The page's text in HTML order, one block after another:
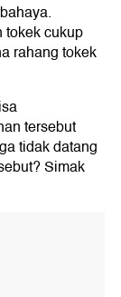
tokek cukup
rahang tokek
tersebut
tidak datang
Simak